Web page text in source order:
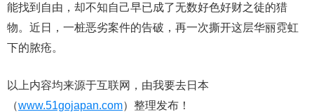
能找到自由，却不知自己早已成了无数好色好财之徒的猎
物。近日，一桩恶劣案件的告破，再一次撕开这层华丽霓虹
下的脓疮。
以上内容均来源于互联网，由我要去日本
（www.51gojapan.com）整理发布！